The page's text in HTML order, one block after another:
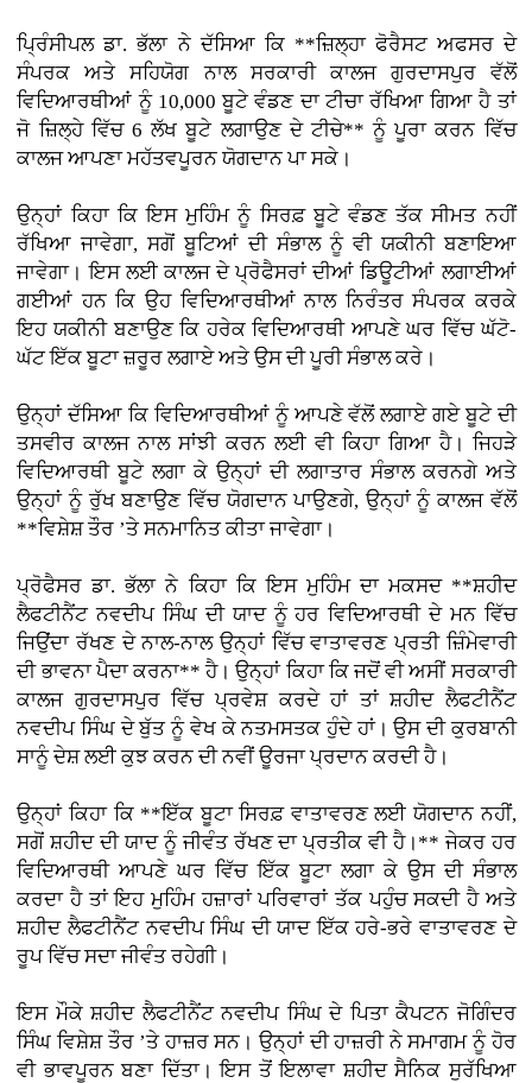
ਪ੍ਰਿੰਸੀਪਲ ਡਾ. ਭੱਲਾ ਨੇ ਦੱਸਿਆ ਕਿ **ਜ਼ਿਲ੍ਹਾ ਫੋਰੈਸਟ ਅਫਸਰ ਦੇ
ਸੰਪਰਕ ਅਤੇ ਸਹਿਯੋਗ ਨਾਲ ਸਰਕਾਰੀ ਕਾਲਜ ਗੁਰਦਾਸਪੁਰ ਵੱਲੋਂ
ਵਿਦਿਆਰਥੀਆਂ ਨੂੰ 10,000 ਬੂਟੇ ਵੰਡਣ ਦਾ ਟੀਚਾ ਰੱਖਿਆ ਗਿਆ ਹੈ ਤਾਂ
ਜੋ ਜ਼ਿਲ੍ਹੇ ਵਿੱਚ 6 ਲੱਖ ਬੂਟੇ ਲਗਾਉਣ ਦੇ ਟੀਚੇ** ਨੂੰ ਪੂਰਾ ਕਰਨ ਵਿੱਚ
ਕਾਲਜ ਆਪਣਾ ਮਹੱਤਵਪੂਰਨ ਯੋਗਦਾਨ ਪਾ ਸਕੇ।
ਉਨ੍ਹਾਂ ਕਿਹਾ ਕਿ ਇਸ ਮੁਹਿੰਮ ਨੂੰ ਸਿਰਫ਼ ਬੂਟੇ ਵੰਡਣ ਤੱਕ ਸੀਮਤ ਨਹੀਂ
ਰੱਖਿਆ ਜਾਵੇਗਾ, ਸਗੋਂ ਬੂਟਿਆਂ ਦੀ ਸੰਭਾਲ ਨੂੰ ਵੀ ਯਕੀਨੀ ਬਣਾਇਆ
ਜਾਵੇਗਾ। ਇਸ ਲਈ ਕਾਲਜ ਦੇ ਪ੍ਰੋਫੈਸਰਾਂ ਦੀਆਂ ਡਿਊਟੀਆਂ ਲਗਾਈਆਂ
ਗਈਆਂ ਹਨ ਕਿ ਉਹ ਵਿਦਿਆਰਥੀਆਂ ਨਾਲ ਨਿਰੰਤਰ ਸੰਪਰਕ ਕਰਕੇ
ਇਹ ਯਕੀਨੀ ਬਣਾਉਣ ਕਿ ਹਰੇਕ ਵਿਦਿਆਰਥੀ ਆਪਣੇ ਘਰ ਵਿੱਚ ਘੱਟੋ-
ਘੱਟ ਇੱਕ ਬੂਟਾ ਜ਼ਰੂਰ ਲਗਾਏ ਅਤੇ ਉਸ ਦੀ ਪੂਰੀ ਸੰਭਾਲ ਕਰੇ।
ਉਨ੍ਹਾਂ ਦੱਸਿਆ ਕਿ ਵਿਦਿਆਰਥੀਆਂ ਨੂੰ ਆਪਣੇ ਵੱਲੋਂ ਲਗਾਏ ਗਏ ਬੂਟੇ ਦੀ
ਤਸਵੀਰ ਕਾਲਜ ਨਾਲ ਸਾਂਝੀ ਕਰਨ ਲਈ ਵੀ ਕਿਹਾ ਗਿਆ ਹੈ। ਜਿਹੜੇ
ਵਿਦਿਆਰਥੀ ਬੂਟੇ ਲਗਾ ਕੇ ਉਨ੍ਹਾਂ ਦੀ ਲਗਾਤਾਰ ਸੰਭਾਲ ਕਰਨਗੇ ਅਤੇ
ਉਨ੍ਹਾਂ ਨੂੰ ਰੁੱਖ ਬਣਾਉਣ ਵਿੱਚ ਯੋਗਦਾਨ ਪਾਉਣਗੇ, ਉਨ੍ਹਾਂ ਨੂੰ ਕਾਲਜ ਵੱਲੋਂ
**ਵਿਸ਼ੇਸ਼ ਤੌਰ ’ਤੇ ਸਨਮਾਨਿਤ ਕੀਤਾ ਜਾਵੇਗਾ।
ਪ੍ਰੋਫੈਸਰ ਡਾ. ਭੱਲਾ ਨੇ ਕਿਹਾ ਕਿ ਇਸ ਮੁਹਿੰਮ ਦਾ ਮਕਸਦ **ਸ਼ਹੀਦ
ਲੈਫਟੀਨੈਂਟ ਨਵਦੀਪ ਸਿੰਘ ਦੀ ਯਾਦ ਨੂੰ ਹਰ ਵਿਦਿਆਰਥੀ ਦੇ ਮਨ ਵਿੱਚ
ਜਿਉਂਦਾ ਰੱਖਣ ਦੇ ਨਾਲ-ਨਾਲ ਉਨ੍ਹਾਂ ਵਿੱਚ ਵਾਤਾਵਰਣ ਪ੍ਰਤੀ ਜ਼ਿੰਮੇਵਾਰੀ
ਦੀ ਭਾਵਨਾ ਪੈਦਾ ਕਰਨਾ** ਹੈ। ਉਨ੍ਹਾਂ ਕਿਹਾ ਕਿ ਜਦੋਂ ਵੀ ਅਸੀਂ ਸਰਕਾਰੀ
ਕਾਲਜ ਗੁਰਦਾਸਪੁਰ ਵਿੱਚ ਪ੍ਰਵੇਸ਼ ਕਰਦੇ ਹਾਂ ਤਾਂ ਸ਼ਹੀਦ ਲੈਫਟੀਨੈਂਟ
ਨਵਦੀਪ ਸਿੰਘ ਦੇ ਬੁੱਤ ਨੂੰ ਵੇਖ ਕੇ ਨਤਮਸਤਕ ਹੁੰਦੇ ਹਾਂ। ਉਸ ਦੀ ਕੁਰਬਾਨੀ
ਸਾਨੂੰ ਦੇਸ਼ ਲਈ ਕੁਝ ਕਰਨ ਦੀ ਨਵੀਂ ਊਰਜਾ ਪ੍ਰਦਾਨ ਕਰਦੀ ਹੈ।
ਉਨ੍ਹਾਂ ਕਿਹਾ ਕਿ **ਇੱਕ ਬੂਟਾ ਸਿਰਫ਼ ਵਾਤਾਵਰਣ ਲਈ ਯੋਗਦਾਨ ਨਹੀਂ,
ਸਗੋਂ ਸ਼ਹੀਦ ਦੀ ਯਾਦ ਨੂੰ ਜੀਵੰਤ ਰੱਖਣ ਦਾ ਪ੍ਰਤੀਕ ਵੀ ਹੈ।** ਜੇਕਰ ਹਰ
ਵਿਦਿਆਰਥੀ ਆਪਣੇ ਘਰ ਵਿੱਚ ਇੱਕ ਬੂਟਾ ਲਗਾ ਕੇ ਉਸ ਦੀ ਸੰਭਾਲ
ਕਰਦਾ ਹੈ ਤਾਂ ਇਹ ਮੁਹਿੰਮ ਹਜ਼ਾਰਾਂ ਪਰਿਵਾਰਾਂ ਤੱਕ ਪਹੁੰਚ ਸਕਦੀ ਹੈ ਅਤੇ
ਸ਼ਹੀਦ ਲੈਫਟੀਨੈਂਟ ਨਵਦੀਪ ਸਿੰਘ ਦੀ ਯਾਦ ਇੱਕ ਹਰੇ-ਭਰੇ ਵਾਤਾਵਰਣ ਦੇ
ਰੂਪ ਵਿੱਚ ਸਦਾ ਜੀਵੰਤ ਰਹੇਗੀ।
ਇਸ ਮੌਕੇ ਸ਼ਹੀਦ ਲੈਫਟੀਨੈਂਟ ਨਵਦੀਪ ਸਿੰਘ ਦੇ ਪਿਤਾ ਕੈਪਟਨ ਜੋਗਿੰਦਰ
ਸਿੰਘ ਵਿਸ਼ੇਸ਼ ਤੌਰ ’ਤੇ ਹਾਜ਼ਰ ਸਨ। ਉਨ੍ਹਾਂ ਦੀ ਹਾਜ਼ਰੀ ਨੇ ਸਮਾਗਮ ਨੂੰ ਹੋਰ
ਵੀ ਭਾਵਪੂਰਨ ਬਣਾ ਦਿੱਤਾ। ਇਸ ਤੋਂ ਇਲਾਵਾ ਸ਼ਹੀਦ ਸੈਨਿਕ ਸੁਰੱਖਿਆ